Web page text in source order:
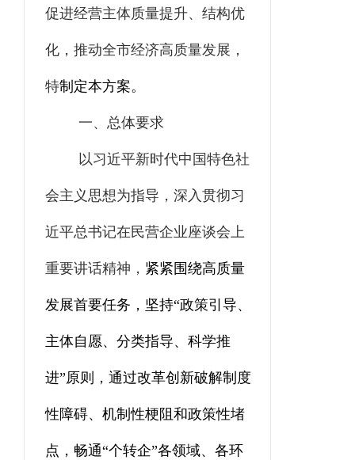
促进经营主体质量提升、结构优
化，推动全市经济高质量发展，
特制定本方案。
一、总体要求
以习近平新时代中国特色社
会主义思想为指导，深入贯彻习
近平总书记在民营企业座谈会上
重要讲话精神， 紧紧围绕高质量
发展首要任务，坚持“政策引导、
主体自愿、分类指导、科学推
进”原则，通过改革创新破解制度
性障碍、机制性梗阻和政策性堵
点，畅通“个转企”各领域、各环